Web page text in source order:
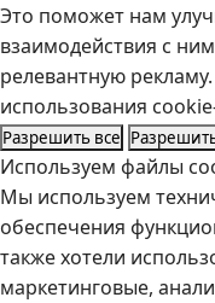
Это поможет нам
взаимодействия с
релевантную
использования
Разрешить все
Используем файлы
Мы используем
обеспечения
также хотели
маркетинговые,